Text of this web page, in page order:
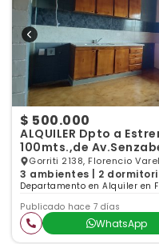
$ 500.000
ALQUILER Dpto a
100mts.,de
Gorriti 2138, Florencio
3 ambientes | 2
Departamento en Alquiler en
Publicado hace 7 días
WhatsApp